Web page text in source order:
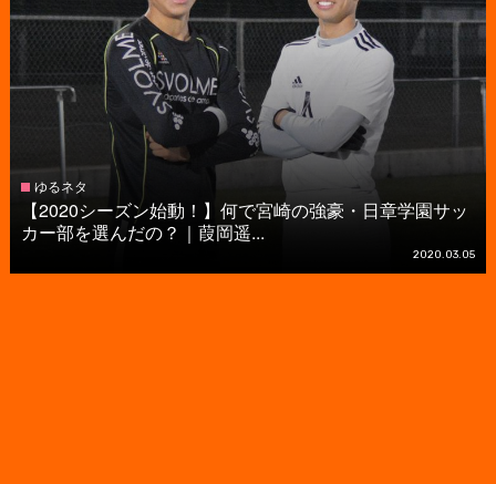
ゆるネタ
【2020シーズン始動！】何で宮崎の強豪・日章学園サッ
カー部を選んだの？｜葭岡遥...
2020.03.05